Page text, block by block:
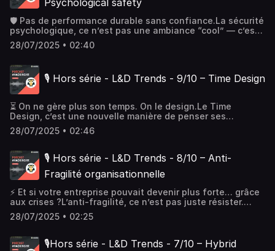
reprise… Et de ce nouveau regard qu’elle pose sur le
métier, sur l’humain, sur elle-même.
professionnels, pose ses hypothèses, pivote📍Elle
pédagogique, puis directrice📍Elle manage un campus
d’entreprise pour 200 résidences seniors, avec +80% de
formation digitale📍Elle forme à la « bientraitance » :
accompagner sans infantiliser, respecter sans envahir📍
formateurs occasionnels issus du terrainOn y parle aussi
de transitions de carrière, de tutorat, de soft skills,
d’équilibre pro-perso… et de comment rendre la formation
désirable ET utile ⚙️
🛡️ Pas de performance durable sans confiance.La sécurité
psychologique, ce n’est pas une ambiance “cool” — c’est
la condition pour que les équipes osent parler, tester,
apprendre. Découvrez pourquoi Google en a fait un critère
capables de créer ce climat de confiance profond.Un
levier stratégique trop souvent sous-estimé… et pourtant
décisif.📚 À lire : The Fearless Organization – Amy
28/07/2025 • 02:40
🎙️ Hors série - L&D Trends - 9/10 – Time Design
⏳ On ne gère plus son temps. On le design.Le Time
Design, c’est une nouvelle manière de penser ses
journées, ses cycles de concentration et son rapport au
travail. Un levier puissant pour booster la performance
& John Zeratsky.
28/07/2025 • 02:46
🎙️ Hors série - L&D Trends - 8/10 – Anti-
Fragilité organisationnelle
⚡ Et si votre entreprise pouvait devenir plus forte… grâce
aux crises ?L’anti-fragilité, ce n’est pas juste résister.
C’est rebondir plus haut. Découvrez comment former des
équipes capables d’apprendre des chocs et d’en sortir
28/07/2025 • 02:25
🎙️Hors série - L&D Trends - 7/10 – Hybrid